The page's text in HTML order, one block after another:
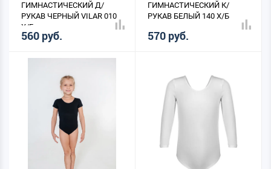
ГИМНАСТИЧЕСКИЙ Д/
РУКАВ ЧЕРНЫЙ VILAR 010
Х/Б
560 руб.
ГИМНАСТИЧЕСКИЙ К/
РУКАВ БЕЛЫЙ 140 Х/Б
570 руб.